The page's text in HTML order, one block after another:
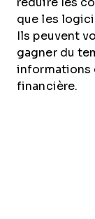
réduire les
que les
Ils peuvent
gagner du
informations
financière.